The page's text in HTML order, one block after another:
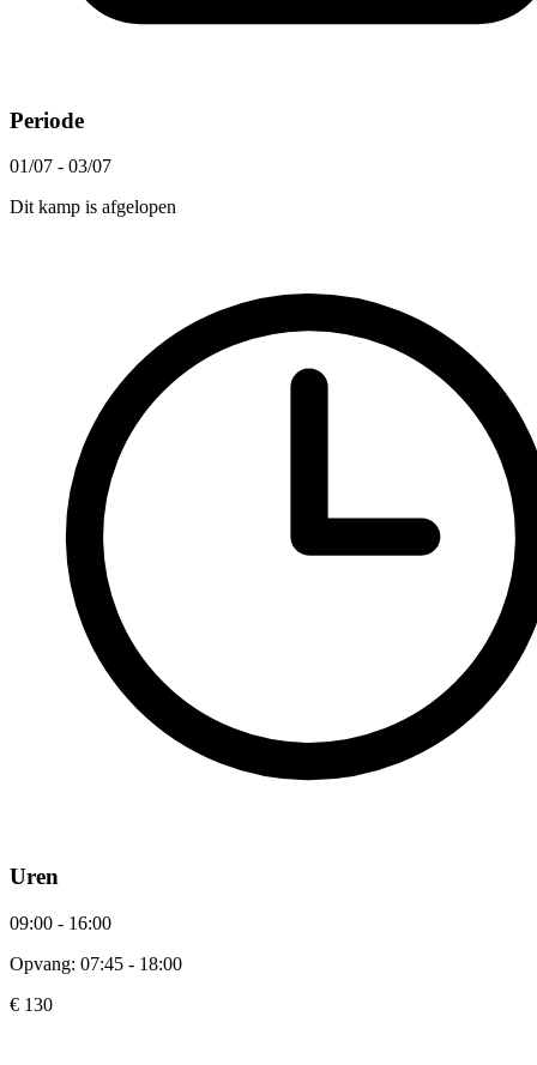
Periode
01/07 - 03/07
Dit kamp is afgelopen
Uren
09:00 - 16:00
Opvang: 07:45 - 18:00
€ 130